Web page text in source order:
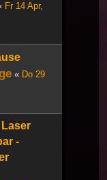
Fr 14 Apr,
« Do 29
-